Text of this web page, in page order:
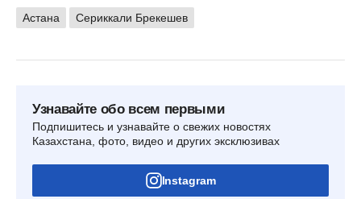
Астана Сериккали Брекешев
Узнавайте обо всем первыми
Подпишитесь и узнавайте о свежих новостях
Казахстана, фото, видео и других эксклюзивах
Instagram